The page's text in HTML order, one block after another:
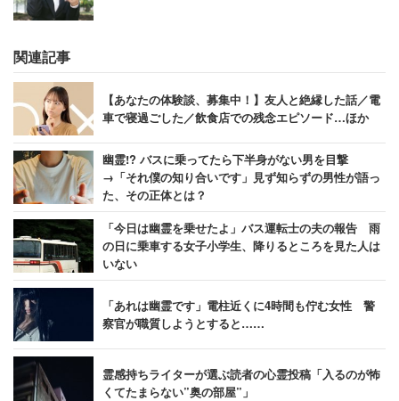
関連記事
【あなたの体験談、募集中！】友人と絶縁した話／電
車で寝過ごした／飲食店での残念エピソード…ほか
幽霊!? バスに乗ってたら下半身がない男を目撃
→「それ僕の知り合いです」見ず知らずの男性が語っ
た、その正体とは？
「今日は幽霊を乗せたよ」バス運転士の夫の報告 雨
の日に乗車する女子小学生、降りるところを見た人は
いない
「あれは幽霊です」電柱近くに4時間も佇む女性 警
察官が職質しようとすると……
霊感持ちライターが選ぶ読者の心霊投稿「入るのが怖
くてたまらない”奥の部屋”」